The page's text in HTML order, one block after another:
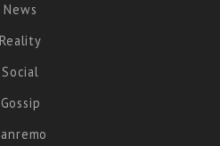
News
Reality
Social
Gossip